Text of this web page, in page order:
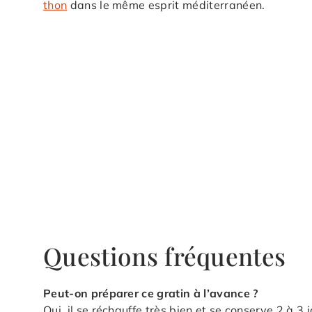
thon dans le même esprit méditerranéen.
Questions fréquentes
Peut-on préparer ce gratin à l’avance ?